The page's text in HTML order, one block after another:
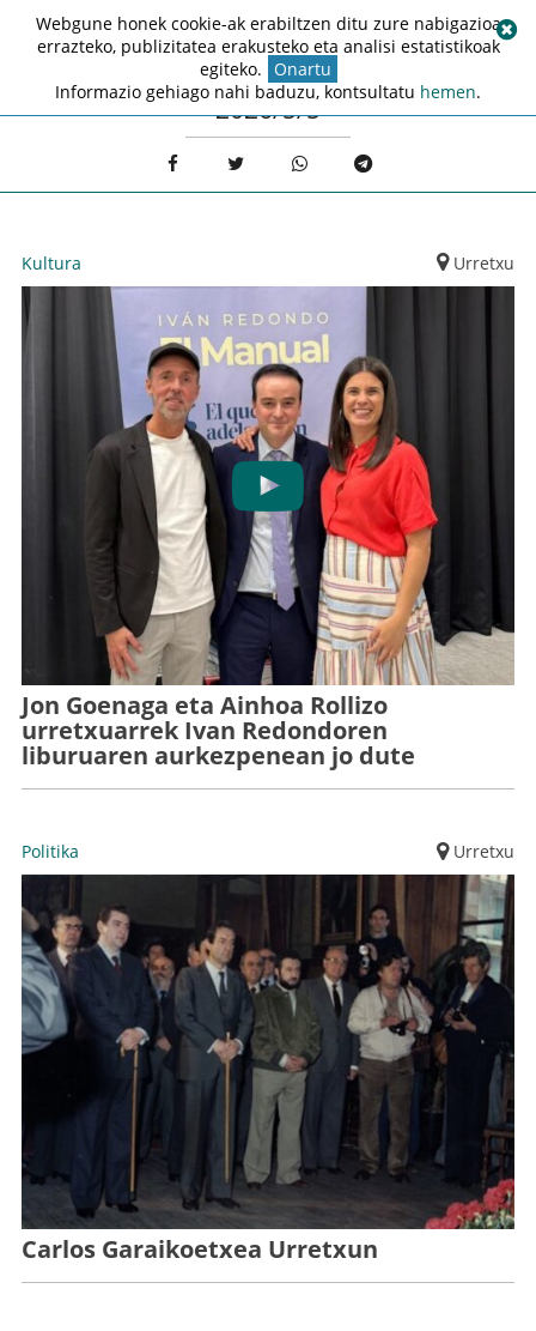
2026/5/5
Kultura Urretxu
Jon Goenaga eta Ainhoa Rollizo
urretxuarrek Ivan Redondoren
liburuaren aurkezpenean jo dute
Politika Urretxu
Carlos Garaikoetxea Urretxun
Webgune honek cookie-ak erabiltzen ditu zure nabigazioa
errazteko, publizitatea erakusteko eta analisi estatistikoak
egiteko. Onartu
Informazio gehiago nahi baduzu, kontsultatu hemen.